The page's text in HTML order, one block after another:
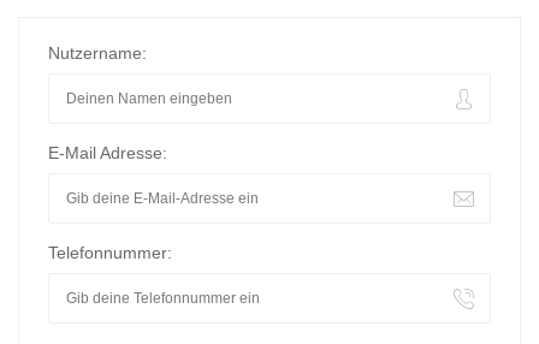
Nutzername:
E-Mail Adresse:
Telefonnummer: